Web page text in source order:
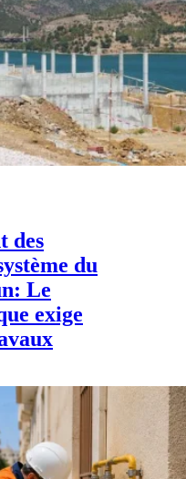
des
du
Le
exige